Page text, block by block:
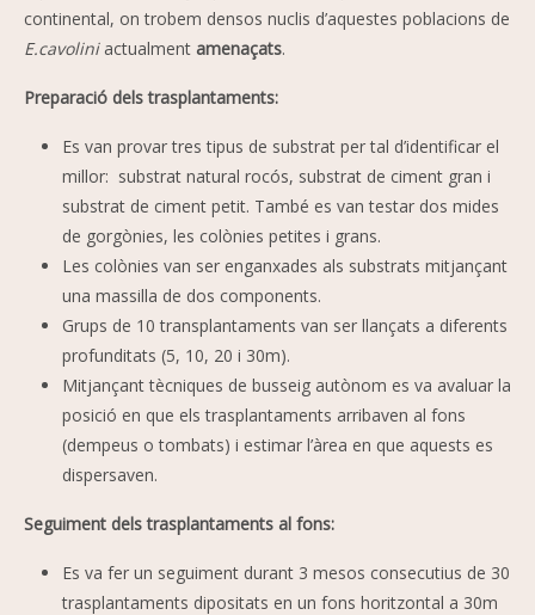
continental, on trobem densos nuclis d’aquestes poblacions de
E.cavolini actualment amenaçats.
Preparació dels trasplantaments:
Es van provar tres tipus de substrat per tal d’identificar el
millor: substrat natural rocós, substrat de ciment gran i
substrat de ciment petit. També es van testar dos mides
de gorgònies, les colònies petites i grans.
Les colònies van ser enganxades als substrats mitjançant
una massilla de dos components.
Grups de 10 transplantaments van ser llançats a diferents
profunditats (5, 10, 20 i 30m).
Mitjançant tècniques de busseig autònom es va avaluar la
posició en que els trasplantaments arribaven al fons
(dempeus o tombats) i estimar l’àrea en que aquests es
dispersaven.
Seguiment dels trasplantaments al fons:
Es va fer un seguiment durant 3 mesos consecutius de 30
trasplantaments dipositats en un fons horitzontal a 30m